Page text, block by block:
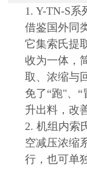
1. Y-TN-S
借鉴国外同
它集索氏提
收为一体，
取、浓缩与
免了“跑"、
升出料，改
2. 机组内索
空减压浓缩
行，也可单